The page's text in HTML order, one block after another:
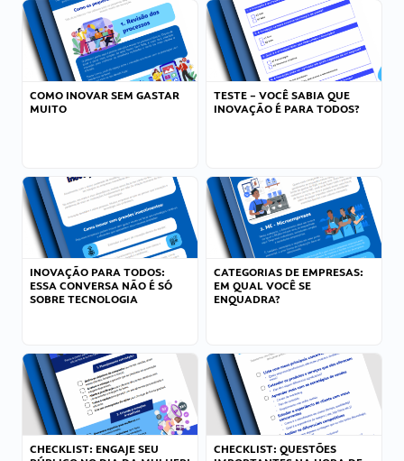
COMO INOVAR SEM GASTAR
MUITO
TESTE – VOCÊ SABIA QUE
INOVAÇÃO É PARA TODOS?
INOVAÇÃO PARA TODOS:
ESSA CONVERSA NÃO É SÓ
SOBRE TECNOLOGIA
CATEGORIAS DE EMPRESAS:
EM QUAL VOCÊ SE
ENQUADRA?
CHECKLIST: ENGAJE SEU
CHECKLIST: QUESTÕES